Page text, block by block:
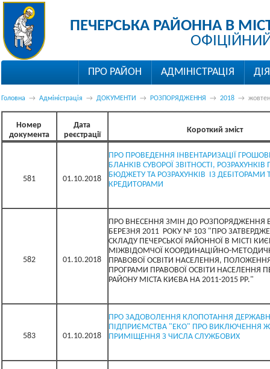
ПЕЧЕРСЬКА РАЙОННА В
ПРО РАЙОН АДМІНІСТРАЦІЯ
Головна → Адміністрація → ДОКУМЕНТИ → РОЗПОРЯДЖЕННЯ → 2018→
Номер
документа
Дата
реєстрації
Короткий зміст
581 01.10.2018
ПРО ПРОВЕДЕННЯ ІНВЕНТАРИЗАЦІЇ
БЛАНКІВ СУВОРОЇ ЗВІТНОСТІ,
БЮДЖЕТУ ТА РОЗРАХУНКІВ ІЗ ДЕБІТОРАМИ
КРЕДИТОРАМИ
582 01.10.2018
ПРО ВНЕСЕННЯ ЗМІН ДО РОЗПОРЯДЖЕННЯ
БЕРЕЗНЯ 2011 РОКУ № 103 "ПРО
СКЛАДУ ПЕЧЕРСЬКОЇ РАЙОННОЇ В МІСТІ
МІЖВІДОМЧОЇ КООРДИНАЦІЙНО-
ПРАВОВОЇ ОСВІТИ НАСЕЛЕННЯ,
ПРОГРАМИ ПРАВОВОЇ ОСВІТИ НАСЕЛЕННЯ
РАЙОНУ МІСТА КИЄВА НА 2011-2015 РР."
583 01.10.2018
ПРО ЗАДОВОЛЕННЯ КЛОПОТАННЯ
ПІДПРИЄМСТВА "ЕКО" ПРО ВИКЛЮЧЕННЯ
ПРИМІЩЕННЯ З ЧИСЛА СЛУЖБОВИХ